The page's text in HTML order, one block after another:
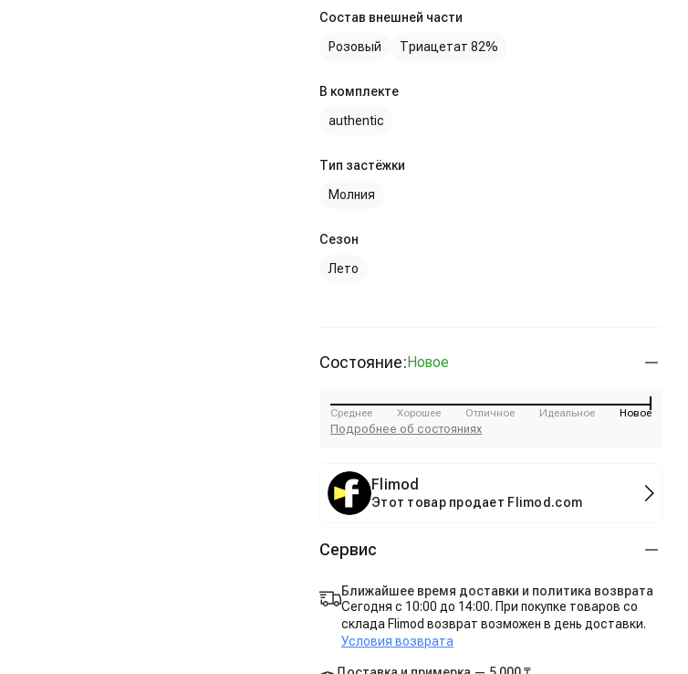
Состав внешней части
Розовый
Триацетат 82%
В комплекте
authentic
Тип застёжки
Молния
Сезон
Лето
Состояние:Новое
Среднее Хорошее Отличное Идеальное Новое
Подробнее об состояниях
Flimod
Этот товар продает Flimod.com
Сервис
Ближайшее время доставки и политика возврата
Сегодня с 10:00 до 14:00. При покупке товаров со
склада Flimod возврат возможен в день доставки.
Условия возврата